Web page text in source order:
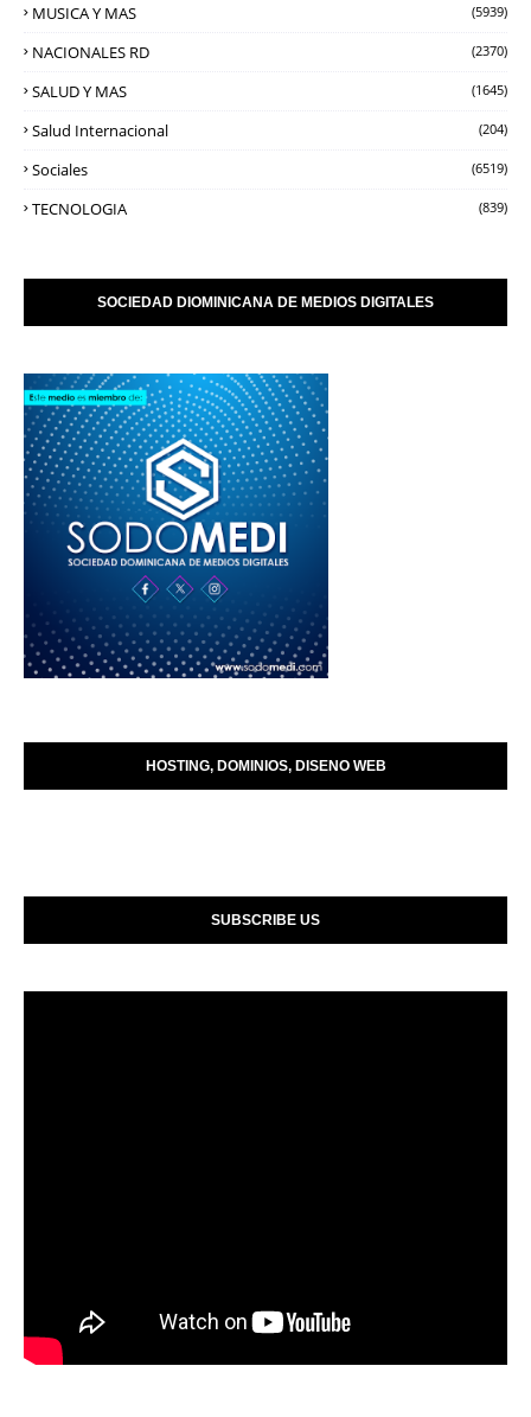
MUSICA Y MAS (5939)
NACIONALES RD (2370)
SALUD Y MAS (1645)
Salud Internacional (204)
Sociales (6519)
TECNOLOGIA (839)
SOCIEDAD DIOMINICANA DE MEDIOS DIGITALES
HOSTING, DOMINIOS, DISENO WEB
SUBSCRIBE US